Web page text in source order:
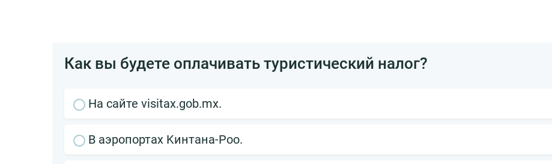
Как вы будете оплачивать туристический налог?
На сайте visitax.gob.mx.
В аэропортах Kинтaнa-Pοο.